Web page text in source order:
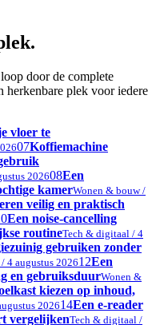
door de complete
herkenbare plek voor iedere
vloer te
07Koffiemachine
202608Een
kamerWonen & bouw /
veilig en praktisch
Een noise-cancelling
routineTech & digitaal / 4
gebruiken zonder
4 augustus 202612Een
en gebruiksduurWonen &
kiezen op inhoud,
202614Een e-reader
vergelijkenTech & digitaal /